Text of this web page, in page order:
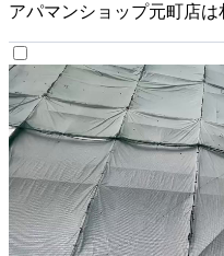
アパマンショップ元町店は